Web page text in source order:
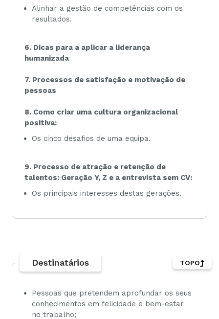
Alinhar a gestão de competências com os
resultados.
6. Dicas para a aplicar a liderança
humanizada
7. Processos de satisfação e motivação de
pessoas
8. Como criar uma cultura organizacional
positiva:
Os cinco desafios de uma equipa.
9. Processo de atração e retenção de
talentos: Geração Y, Z e a entrevista sem CV:
Os principais interesses destas gerações.
Destinatários
Pessoas que pretendem aprofundar os seus
conhecimentos em felicidade e bem-estar
no trabalho;
TOPO